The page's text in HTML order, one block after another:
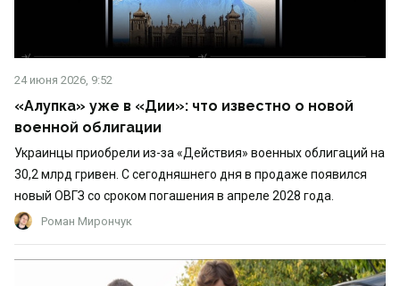
24 июня 2026, 9:52
«Алупка» уже в «Дии»: что известно о новой
военной облигации
Украинцы приобрели из-за «Действия» военных облигаций на
30,2 млрд гривен. С сегодняшнего дня в продаже появился
новый ОВГЗ со сроком погашения в апреле 2028 года.
Роман Мирончук